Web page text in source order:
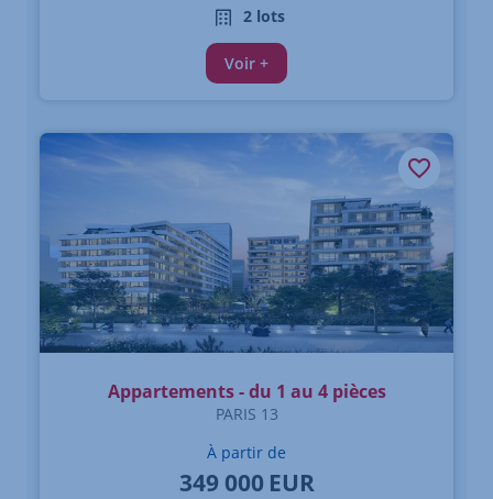
2 lots
Voir +
Appartements - du 1 au 4 pièces
PARIS 13
À partir de
349 000 EUR